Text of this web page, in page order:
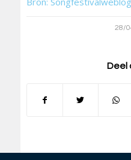
28/
Deel